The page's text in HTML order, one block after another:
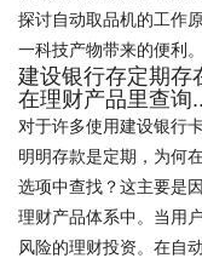
探讨自动取品机的工作
一科技产物带来的便利。
建设银行存定期存
在理财产品里查询
对于许多使用建设银行
明明存款是定期，为何
选项中查找？这主要是
理财产品体系中。当用
风险的理财投资。在自